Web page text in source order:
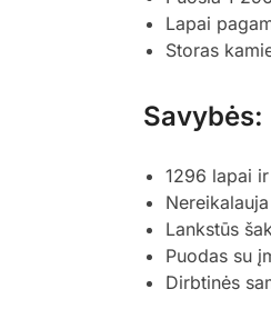
Lapai
Storas
Savybės:
1296 lapai
Lankstūs
Puodas su
Dirbtinės